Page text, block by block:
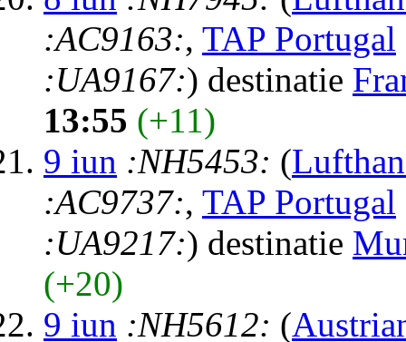
:AC9163:, TAP Portugal
:UA9167:) destinatie
13:55 (+11)
9 iun :NH5453: (
:AC9737:, TAP Portugal
:UA9217:) destinatie
(+20)
9 iun :NH5612: (